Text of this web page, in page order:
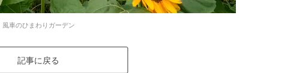
風車のひまわりガーデン
記事に戻る